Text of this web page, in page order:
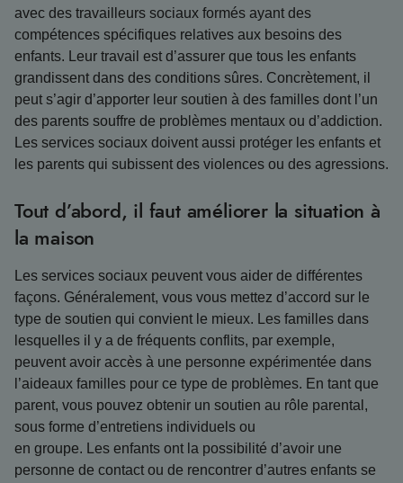
avec des travailleurs sociaux formés ayant des
compétences spécifiques relatives aux besoins des
enfants. Leur travail est d’assurer que tous les enfants
grandissent dans des conditions sûres. Concrètement, il
peut s’agir d’apporter leur soutien à des familles dont l’un
des parents souffre de problèmes mentaux ou d’addiction.
Les services sociaux doivent aussi protéger les enfants et
les parents qui subissent des violences ou des agressions.
Tout d’abord, il faut améliorer la situation à
la maison
Les services sociaux peuvent vous aider de différentes
façons. Généralement, vous vous mettez d’accord sur le
type de soutien qui convient le mieux. Les familles dans
lesquelles il y a de fréquents conflits, par exemple,
peuvent avoir accès à une personne expérimentée dans
l’aideaux familles pour ce type de problèmes. En tant que
parent, vous pouvez obtenir un soutien au rôle parental,
sous forme d’entretiens individuels ou
en groupe. Les enfants ont la possibilité d’avoir une
personne de contact ou de rencontrer d’autres enfants se